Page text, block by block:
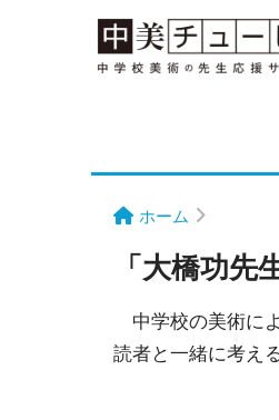
ホーム
「大橋功
中学校の美術に
読者と一緒に考え